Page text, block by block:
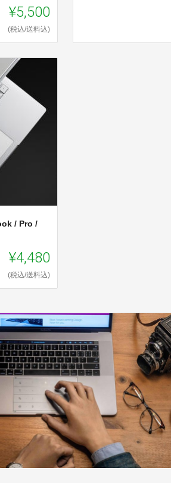
¥5,500
(税込/送料込)
/ Pro /
¥4,480
(税込/送料込)